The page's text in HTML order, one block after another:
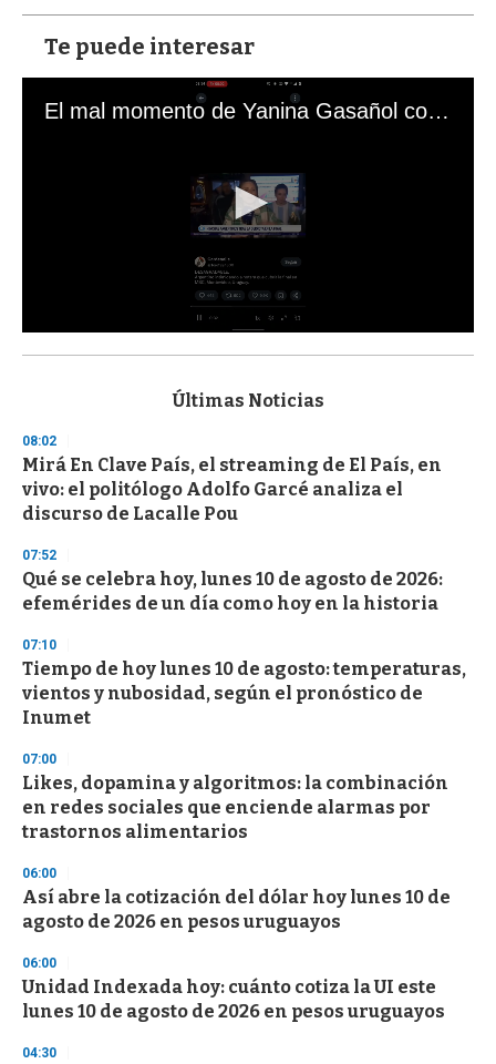
Te puede interesar
El mal momento de Yanina Gasañol con un hincha argentino en "Subrayado"
s
d
s
o
f
3
s
e
c
o
d
s
Últimas Noticias
08:02
Mirá En Clave País, el streaming de El País, en
vivo: el politólogo Adolfo Garcé analiza el
discurso de Lacalle Pou
07:52
Qué se celebra hoy, lunes 10 de agosto de 2026:
efemérides de un día como hoy en la historia
07:10
Tiempo de hoy lunes 10 de agosto: temperaturas,
vientos y nubosidad, según el pronóstico de
Inumet
07:00
Likes, dopamina y algoritmos: la combinación
en redes sociales que enciende alarmas por
trastornos alimentarios
06:00
Así abre la cotización del dólar hoy lunes 10 de
agosto de 2026 en pesos uruguayos
06:00
Unidad Indexada hoy: cuánto cotiza la UI este
lunes 10 de agosto de 2026 en pesos uruguayos
04:30